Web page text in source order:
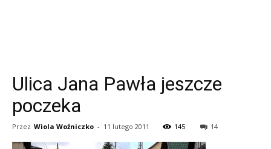
Ulica Jana Pawła jeszcze
poczeka
Przez Wiola Woźniczko - 11 lutego 2011 145 14